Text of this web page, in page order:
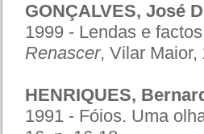
GONÇALVES, José
1999 - Lendas e
Renascer, Vilar Maior,
HENRIQUES,
1991 - Fóios. Uma